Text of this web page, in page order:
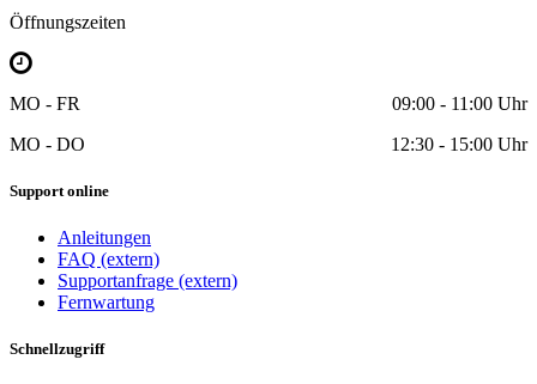
Öffnungszeiten
MO - FR
09:00 - 11:00 Uhr
MO - DO
12:30 - 15:00 Uhr
Support online
Anleitungen
FAQ (extern)
Supportanfrage (extern)
Fernwartung
Schnellzugriff